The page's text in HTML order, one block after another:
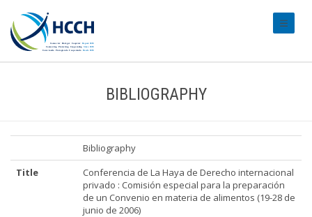
BIBLIOGRAPHY
Bibliography
Title
Conferencia de La Haya de Derecho internacional
privado : Comisión especial para la preparación
de un Convenio en materia de alimentos (19-28 de
junio de 2006)